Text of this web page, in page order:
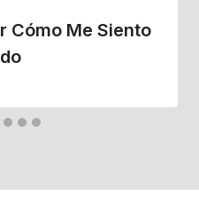
Cómo Me Siento